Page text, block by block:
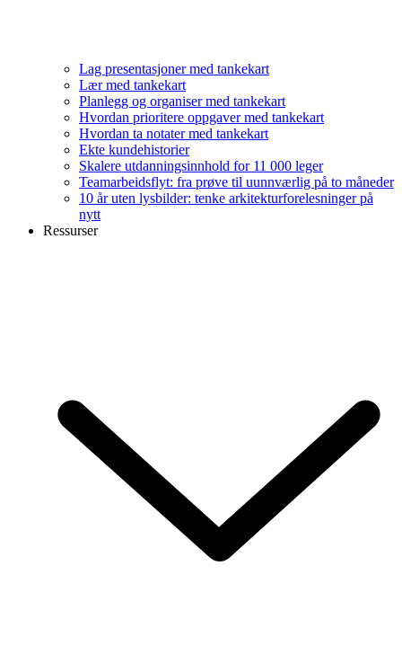
Lag presentasjoner med tankekart
Lær med tankekart
Planlegg og organiser med tankekart
Hvordan prioritere oppgaver med tankekart
Hvordan ta notater med tankekart
Ekte kundehistorier
Skalere utdanningsinnhold for 11 000 leger
Teamarbeidsflyt: fra prøve til uunnværlig på to måneder
10 år uten lysbilder: tenke arkitekturforelesninger på
nytt
Ressurser